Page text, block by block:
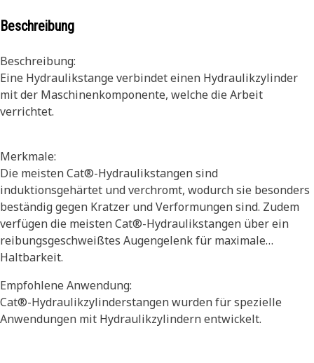
Beschreibung
Beschreibung:
Eine Hydraulikstange verbindet einen Hydraulikzylinder
mit der Maschinenkomponente, welche die Arbeit
verrichtet.
Merkmale:
Die meisten Cat®-Hydraulikstangen sind
induktionsgehärtet und verchromt, wodurch sie besonders
beständig gegen Kratzer und Verformungen sind. Zudem
verfügen die meisten Cat®-Hydraulikstangen über ein
reibungsgeschweißtes Augengelenk für maximale
Haltbarkeit.
Empfohlene Anwendung:
Cat®-Hydraulikzylinderstangen wurden für spezielle
Anwendungen mit Hydraulikzylindern entwickelt.